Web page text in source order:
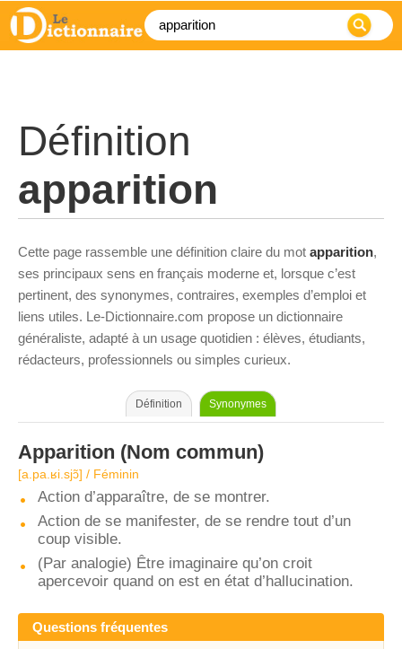
Définition
apparition
Cette page rassemble une définition claire du mot apparition,
ses principaux sens en français moderne et, lorsque c’est
pertinent, des synonymes, contraires, exemples d’emploi et
liens utiles. Le-Dictionnaire.com propose un dictionnaire
généraliste, adapté à un usage quotidien : élèves, étudiants,
rédacteurs, professionnels ou simples curieux.
Définition Synonymes
Apparition (Nom commun)
[a.pa.ʁi.sjɔ̃] / Féminin
Action d’apparaître, de se montrer.
Action de se manifester, de se rendre tout d’un
coup visible.
(Par analogie) Être imaginaire qu’on croit
apercevoir quand on est en état d’hallucination.
Questions fréquentes